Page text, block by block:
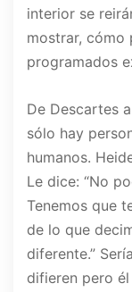
interior se
mostrar, cómo
programados
De Descartes
sólo hay
humanos.
Le dice: “No
Tenemos que
de lo que
diferente.”
difieren pero